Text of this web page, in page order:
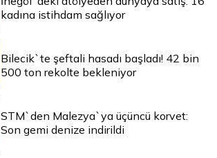
kadına istihdam sağlıyor
Bilecik`te şeftali hasadı başladı! 42 bin
500 ton rekolte bekleniyor
STM`den Malezya`ya üçüncü korvet:
Son gemi denize indirildi